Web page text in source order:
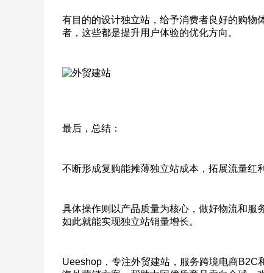
有目的的设计独立站，给予消费者良好的购物
者，这些都是提升用户体验的优化方向。
最后，总结：
不断形成复购能摊薄独立站成本，拓展流量红
具体操作则以产品质量为核心，做好物流和服
如此就能实现独立站销量增长。
Ueeshop，专注外贸建站，服务跨境电商B2C